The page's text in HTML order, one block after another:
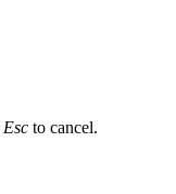
Esc to cancel.